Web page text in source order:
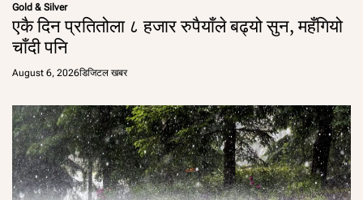
Gold & Silver
एकै दिन प्रतितोला ८ हजार रुपैयाँले बढ्यो सुन, महँगियो
चाँदी पनि
August 6, 2026डिजिटल खबर